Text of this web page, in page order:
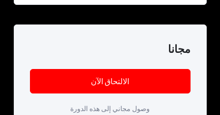
مجانا
الالتحاق الآن
وصول مجاني إلى هذه الدورة